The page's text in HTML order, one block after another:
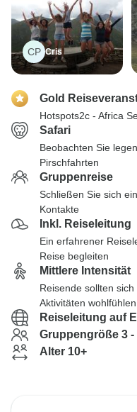
CP Cris
Gold
Hotspots2c - Africa
Safari
Beobachten Sie
Pirschfahrten
Gruppenreise
Schließen Sie sich
Kontakte
Inkl. Reiseleitung
Ein erfahrener
Reise begleiten
Mittlere Intensität
Reisende sollten
Aktivitäten wohlfühlen
Reiseleitung auf
Gruppengröße 3 -
Alter 10+